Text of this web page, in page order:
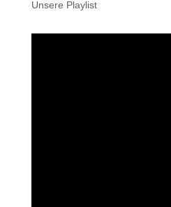
Unsere Playlist